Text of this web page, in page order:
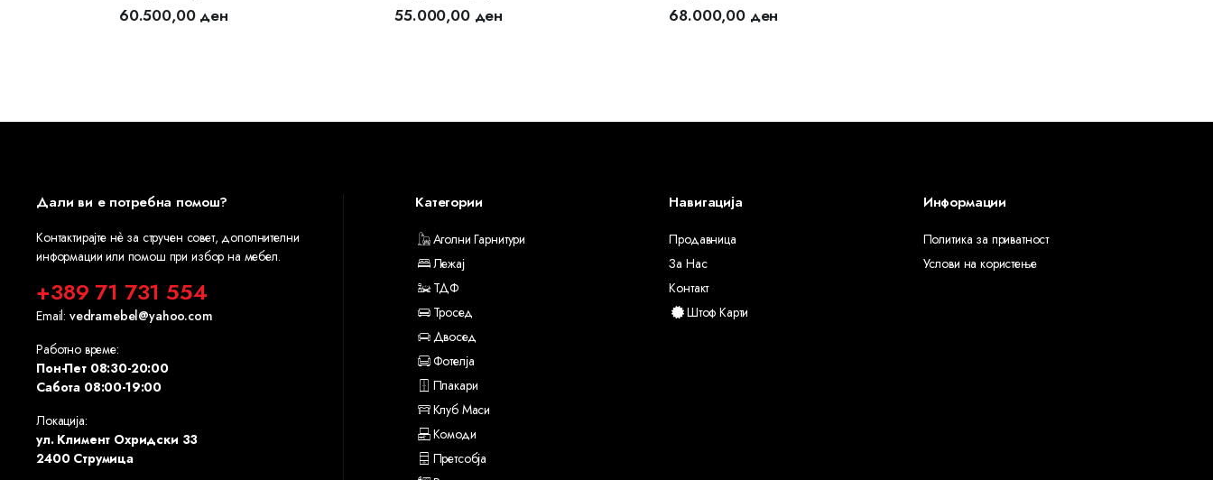
60.500,00 ден 55.000,00 ден 68.000,00 ден
Дали ви е потребна помош?
Контактирајте нè за стручен совет, дополнителни
информации или помош при избор на мебел.
+389 71 731 554
Email: vedramebel@yahoo.com
Работно време:
Пон-Пет 08:30-20:00
Сабота 08:00-19:00
Локација:
ул. Климент Охридски 33
2400 Струмица
Категории
Аголни Гарнитури
Лежај
ТДФ
Тросед
Двосед
Фотелја
Плакари
Клуб Маси
Комоди
Претсобја
Навигација
Продавница
За Нас
Контакт
Штоф Карти
Информации
Политика за приватност
Услови на користење